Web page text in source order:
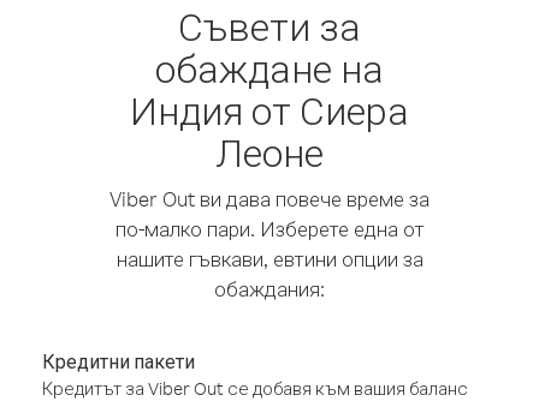
Съвети за
обаждане на
Индия от Сиера
Леоне
Viber Out ви дава повече време за
по-малко пари. Изберете една от
нашите гъвкави, евтини опции за
обаждания:
Кредитни пакети
Кредитът за Viber Out се добавя към вашия баланс